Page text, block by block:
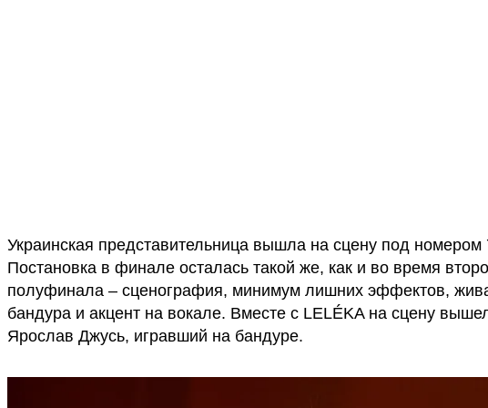
Украинская представительница вышла на сцену под номером
Постановка в финале осталась такой же, как и во время
полуфинала – сценография, минимум лишних эффектов,
бандура и акцент на вокале. Вместе с LELÉKA на сцену
Ярослав Джусь, игравший на бандуре.